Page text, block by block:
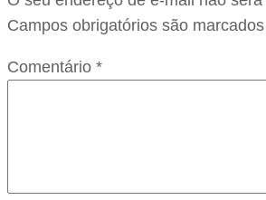
Campos obrigatórios são
Comentário *